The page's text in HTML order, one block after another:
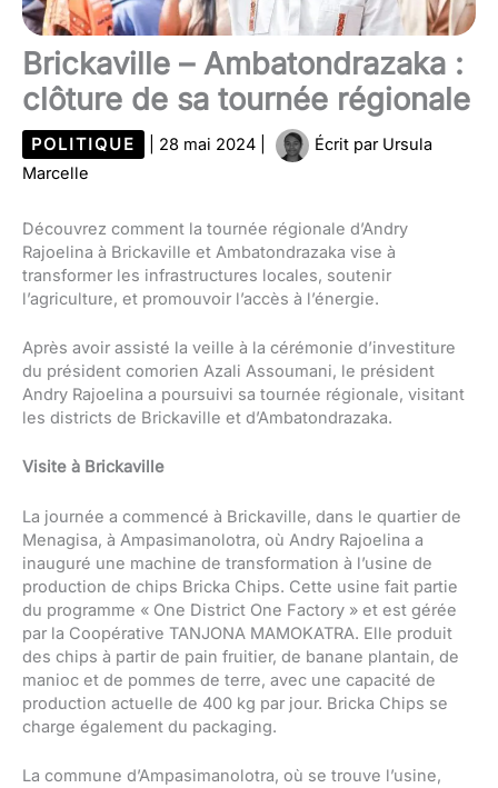
Brickaville – Ambatondrazaka :
clôture de sa tournée régionale
POLITIQUE 28 mai 2024 Écrit par Ursula
Marcelle
Découvrez comment la tournée régionale d’Andry
Rajoelina à Brickaville et Ambatondrazaka vise à
transformer les infrastructures locales, soutenir
l’agriculture, et promouvoir l’accès à l’énergie.
Après avoir assisté la veille à la cérémonie d’investiture
du président comorien Azali Assoumani, le président
Andry Rajoelina a poursuivi sa tournée régionale, visitant
les districts de Brickaville et d’Ambatondrazaka.
Visite à Brickaville
La journée a commencé à Brickaville, dans le quartier de
Menagisa, à Ampasimanolotra, où Andry Rajoelina a
inauguré une machine de transformation à l’usine de
production de chips Bricka Chips. Cette usine fait partie
du programme « One District One Factory » et est gérée
par la Coopérative TANJONA MAMOKATRA. Elle produit
des chips à partir de pain fruitier, de banane plantain, de
manioc et de pommes de terre, avec une capacité de
production actuelle de 400 kg par jour. Bricka Chips se
charge également du packaging.
La commune d’Ampasimanolotra, où se trouve l’usine,